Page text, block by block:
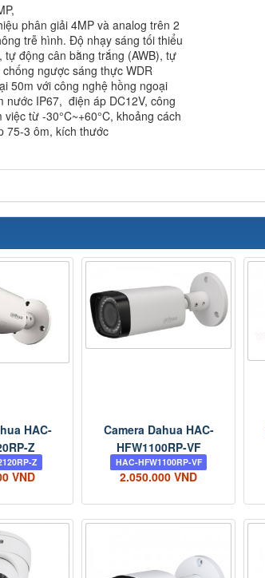
phân giải 4MP và analog trên 2
trễ hình. Độ nhạy sáng tối thiểu
động cân bằng trắng (AWB), tự
ngược sáng thực WDR
50m với công nghệ hồng ngoại
nước IP67, điện áp DC12V, công
từ -30°C~+60°C, khoảng cách
75-3 ôm, kích thước
HAC-
Z
Z
VND
Camera Dahua HAC-
HFW1100RP-VF
HAC-HFW1100RP-VF
2.050.000 VND